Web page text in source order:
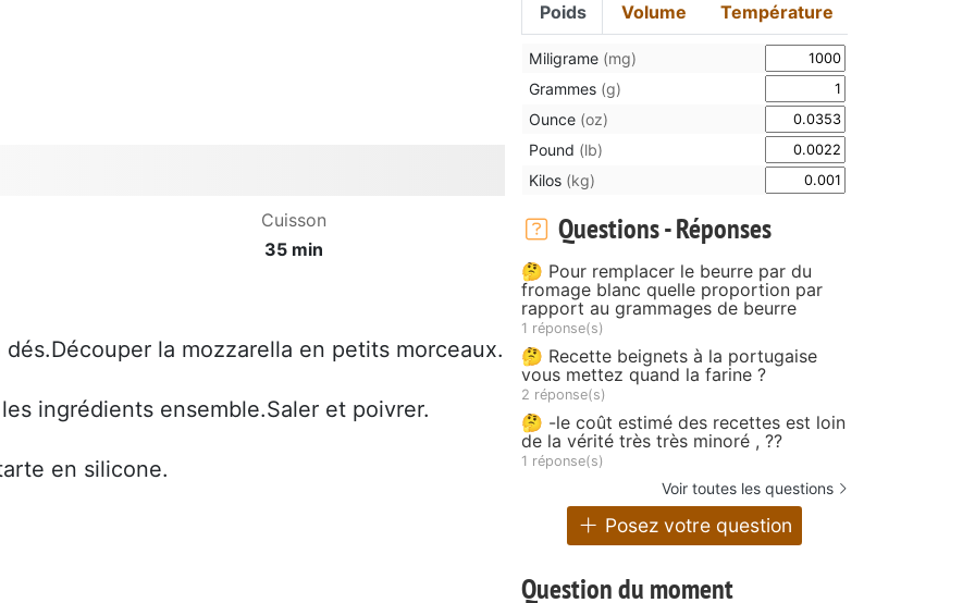
Cuisson
35 min
la mozzarella en petits morceaux.
ingrédients ensemble.Saler et poivrer.
en silicone.
Poids Volume Température
Miligrame (mg)
Grammes (g)
Ounce (oz)
Pound (lb)
Kilos (kg)
Questions - Réponses
🤔 Pour remplacer le beurre par du
fromage blanc quelle proportion par
rapport au grammages de beurre
1 réponse(s)
🤔 Recette beignets à la portugaise
vous mettez quand la farine ?
2 réponse(s)
🤔 -le coût estimé des recettes est loin
de la vérité très très minoré , ??
1 réponse(s)
Voir toutes les questions
Posez votre question
Question du moment